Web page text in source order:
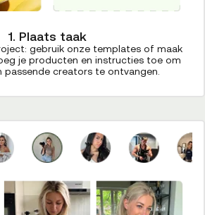
1. Plaats taak
gebruik onze templates of maak
je producten en instructies toe om
passende creators te ontvangen.